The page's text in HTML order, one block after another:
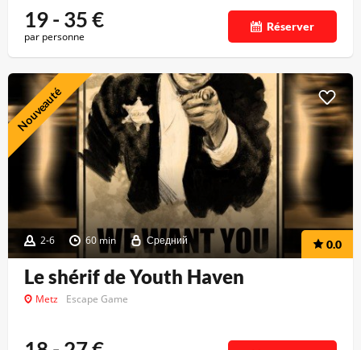
19 - 35€
par personne
Réserver
2-6 60 min Средний 0.0
Nouveauté
Le shérif de Youth Haven
Metz Escape Game